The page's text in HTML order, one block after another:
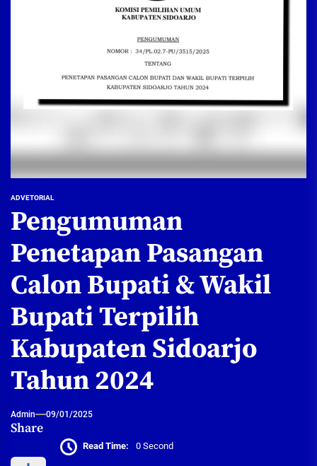
ADVETORIAL
Pengumuman
Penetapan Pasangan
Calon Bupati & Wakil
Bupati Terpilih
Kabupaten Sidoarjo
Tahun 2024
Admin 09/01/2025
Share
Read Time: 0 Second